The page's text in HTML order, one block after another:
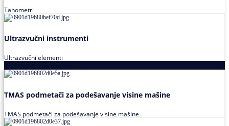
Tahometri
Ultrazvučni instrumenti
Ultrazvučni elementi
TMAS podmetači za podešavanje visine mašine
TMAS podmetači za podešavanje visine mašine